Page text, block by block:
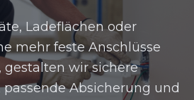
Ladeflächen oder
mehr feste Anschlüsse
gestalten wir sichere
Absicherung und